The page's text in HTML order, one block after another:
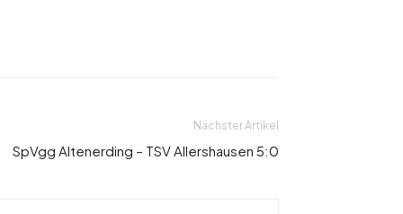
Nächster Artikel
SpVgg Altenerding – TSV Allershausen 5:0